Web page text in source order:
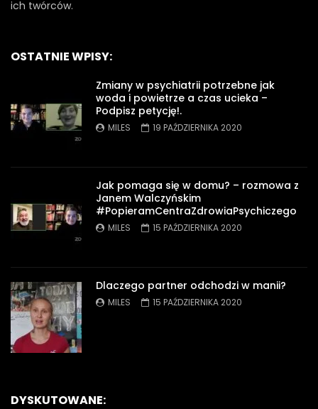
ich twórców.
OSTATNIE WPISY:
Zmiany w psychiatrii potrzebne jak
woda i powietrze a czas ucieka –
Podpisz petycję!.
MILES 19 PAŹDZIERNIKA 2020
Jak pomaga się w domu? – rozmowa z
Janem Walczyńskim
#PopieramCentraZdrowiaPsychiczego
MILES 15 PAŹDZIERNIKA 2020
Dlaczego partner odchodzi w manii?
MILES 15 PAŹDZIERNIKA 2020
DYSKUTOWANE: